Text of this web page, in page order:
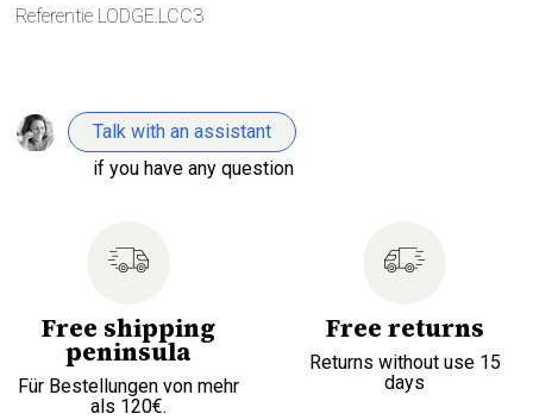
Referentie LODGE.LCC3
Talk with an assistant
if you have any question
Free shipping
peninsula
Für Bestellungen von mehr
als 120€.
Free returns
Returns without use 15
days